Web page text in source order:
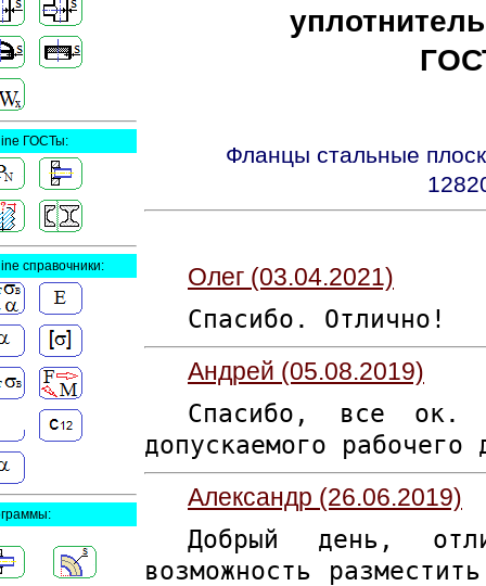
ГОСТы:
справочники:
Фланцы стальные
Олег (03.04.2021)
Спасибо. Отлично!
Андрей (05.08.2019)
Спасибо, все ок.
допускаемого рабочего
Александр (26.06.2019)
Добрый день,
возможность